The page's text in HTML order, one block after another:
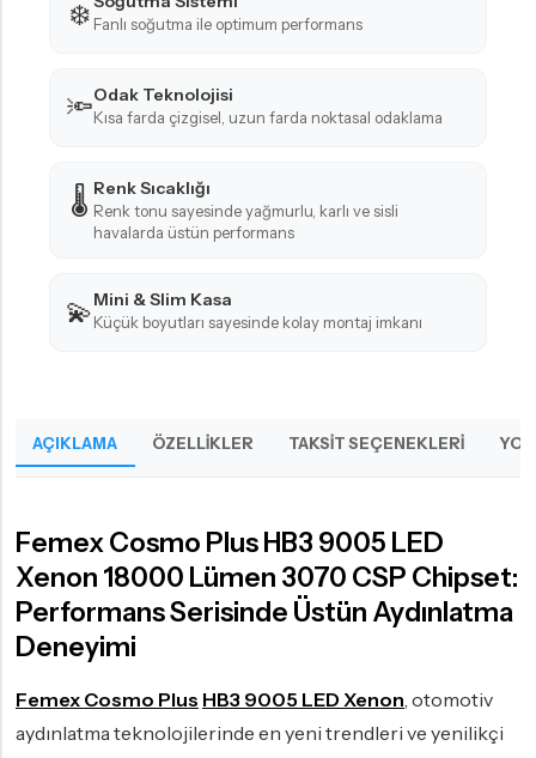
❄️ Fanlı soğutma ile optimum performans
🔦Odak Teknolojisi
Kısa farda çizgisel, uzun farda noktasal odaklama
🌡️ Renk Sıcaklığı
Renk tonu sayesinde yağmurlu, karlı ve sisli
havalarda üstün performans
💫Mini & Slim Kasa
Küçük boyutları sayesinde kolay montaj imkanı
AÇIKLAMA ÖZELLIKLER TAKSIT SEÇENEKLERI
Femex Cosmo Plus HB3 9005 LED
Xenon 18000 Lümen 3070 CSP Chipset:
Performans Serisinde Üstün Aydınlatma
Deneyimi
Femex Cosmo Plus HB3 9005 LED Xenon, otomotiv
aydınlatma teknolojilerinde en yeni trendleri ve yenilikçi